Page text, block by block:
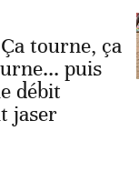
tourne, ça
puis
débit
jaser